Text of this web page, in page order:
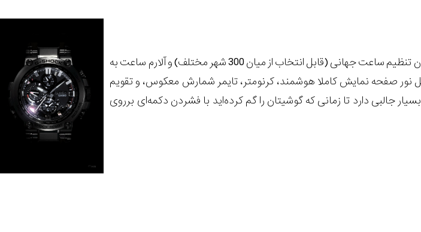
علاوه‌بر‌این، با استفاده از اپلیکیشن مخصوص، امکان تنظیم ساعت جهانی (قابل انتخاب از میان 300 شهر مختلف) و آلارم ساعت به
نور صفحه نمایش کاملا هوشمند، کرنومتر، تایمر شمارش معکوس، و تقویم
جالبی دارد تا زمانی که گوشیتان را گم کرده‌اید با فشردن دکمه‌ای برروی